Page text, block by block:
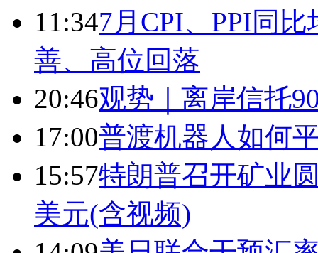
11:347月CPI、PPI同
善、高位回落
20:46观势｜离岸信托
17:00普渡机器人如何
15:57特朗普召开矿业
美元(含视频)